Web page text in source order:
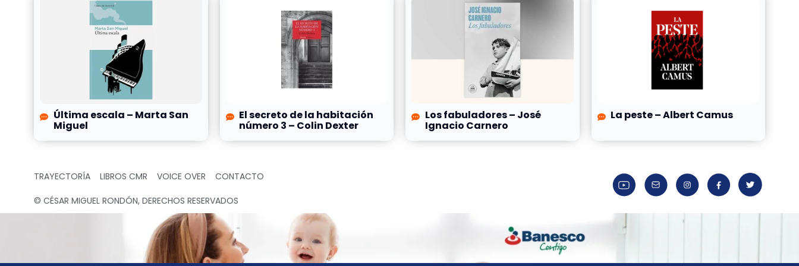
Última escala – Marta San
Miguel
El secreto de la habitación
número 3 – Colin Dexter
Los fabuladores – José
Ignacio Carnero
La peste – Albert Camus
TRAYECTORÍA LIBROS CMR VOICE OVER CONTACTO
© CÉSAR MIGUEL RONDÓN, DERECHOS RESERVADOS